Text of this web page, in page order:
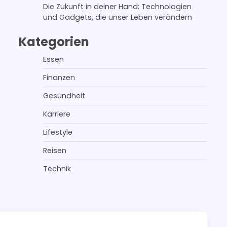
Die Zukunft in deiner Hand: Technologien
und Gadgets, die unser Leben verändern
Kategorien
Essen
Finanzen
Gesundheit
Karriere
Lifestyle
Reisen
Technik